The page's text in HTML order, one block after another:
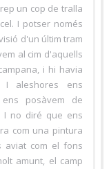
un cop de tralla
I potser només
d'un últim tram
al cim d'aquells
i hi havia
aleshores ens
posàvem de
I no diré que ens
com una pintura
aviat com el fons
amunt, el camp